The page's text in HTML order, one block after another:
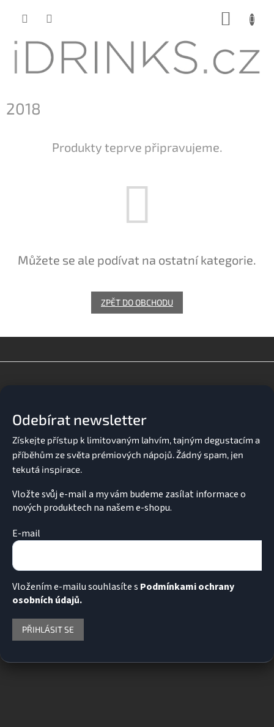
2018
Produkty teprve připravujeme.
Můžete se ale podívat na ostatní kategorie.
ZPĚT DO OBCHODU
Odebírat newsletter
Vložte svůj e-mail a my vám budeme zasílat informace o
nových produktech na našem e-shopu.
E-mail
Vložením e-mailu souhlasíte s Podmínkami ochrany
osobních údajů.
PŘIHLÁSIT SE